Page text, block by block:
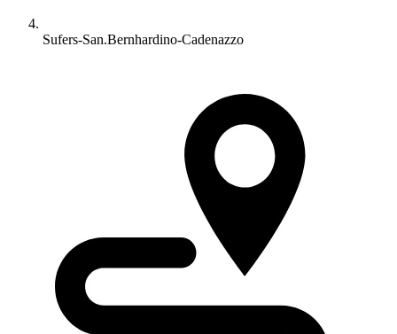
Sufers-San.Bernhardino-Cadenazzo